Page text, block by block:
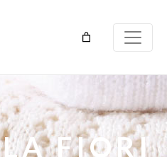
FIORI